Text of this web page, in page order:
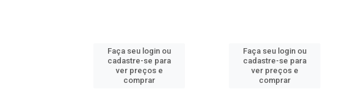
Faça seu login ou
cadastre-se para
ver preços e
comprar
Faça seu login ou
cadastre-se para
ver preços e
comprar